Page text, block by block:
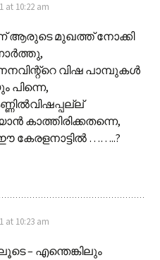
at 10:22 am
ആരുടെ മുഖത്ത് നോക്കി
വിഷ പാമ്പുകള്‍
പിന്നെ,
കാത്തിരിക്കതന്നെ,
ഈ കേരളനാട്ടില്‍ ……..?
at 10:23 am
– എന്തെങ്കിലും